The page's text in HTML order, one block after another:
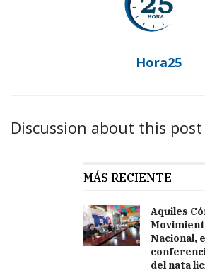
Hora25
Discussion about this post
MÁS RECIENTE
Aquiles
Nacional,
del nata